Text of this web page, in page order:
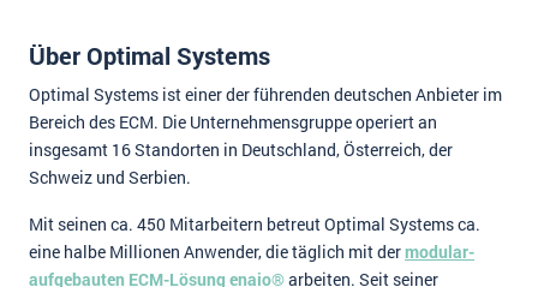
Über Optimal Systems
Optimal Systems ist einer der führenden deutschen Anbieter im
Bereich des ECM. Die Unternehmensgruppe operiert an
insgesamt 16 Standorten in Deutschland, Österreich, der
Schweiz und Serbien.
Mit seinen ca. 450 Mitarbeitern betreut Optimal Systems ca.
eine halbe Millionen Anwender, die täglich mit dermodular-
aufgebauten ECM-Lösung enaio®arbeiten. Seit seiner